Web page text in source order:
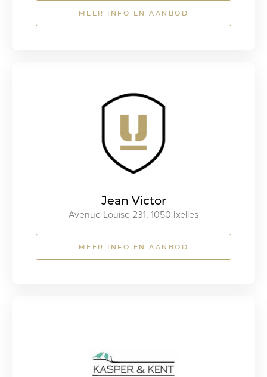
MEER INFO EN AANBOD
Jean Victor
Avenue Louise 231, 1050 Ixelles
MEER INFO EN AANBOD